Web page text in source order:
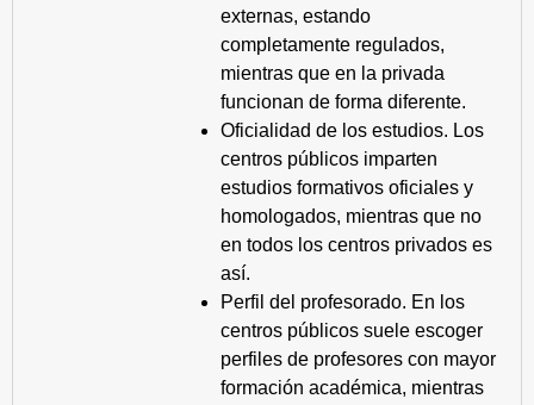
externas, estando
completamente regulados,
mientras que en la privada
funcionan de forma diferente.
Oficialidad de los estudios. Los
centros públicos imparten
estudios formativos oficiales y
homologados, mientras que no
en todos los centros privados es
así.
Perfil del profesorado. En los
centros públicos suele escoger
perfiles de profesores con mayor
formación académica, mientras